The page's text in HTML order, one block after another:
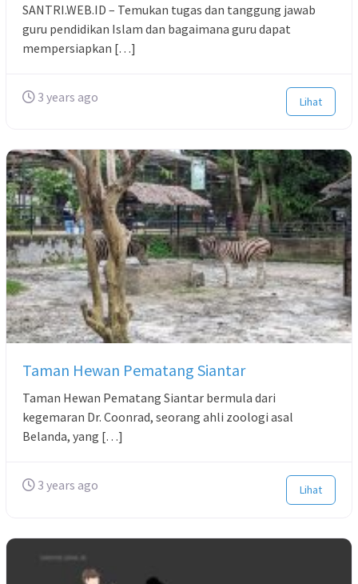
SANTRI.WEB.ID – Temukan tugas dan tanggung jawab
guru pendidikan Islam dan bagaimana guru dapat
mempersiapkan […]
3 years ago Lihat
Taman Hewan Pematang Siantar
Taman Hewan Pematang Siantar bermula dari
kegemaran Dr. Coonrad, seorang ahli zoologi asal
Belanda, yang […]
3 years ago Lihat